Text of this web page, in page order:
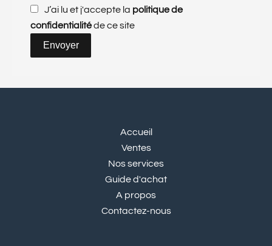
J’ai lu et j'accepte la politique de
confidentialitéde ce site
Envoyer
Accueil
Ventes
Nos services
Guide d'achat
A propos
Contactez-nous